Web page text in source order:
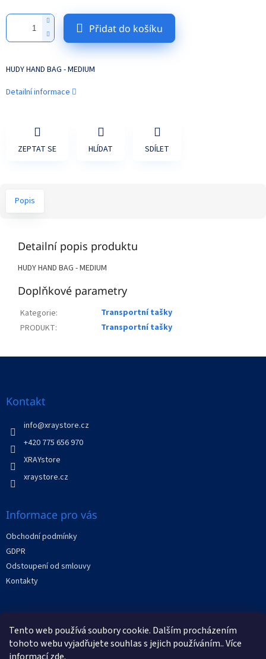
Tento web používá soubory cookie. Dalším procházením
tohoto webu vyjadřujete souhlas s jejich používáním.. Více
Přidat do košíku
HUDY HAND BAG - MEDIUM
Detailní informace
ZEPTAT SE HLÍDAT SDÍLET
Popis
Detailní popis produktu
HUDY HAND BAG - MEDIUM
Doplňkové parametry
Kategorie:
Transportní tašky
PRODUKT: Transportní tašky
Kontakt
info@xraystore.cz
+420 775 656 970
XRAYstore
xraystore.cz
Informace pro vás
Obchodní podmínky
GDPR
Odstoupení od smlouvy
Kontakty
Facebook